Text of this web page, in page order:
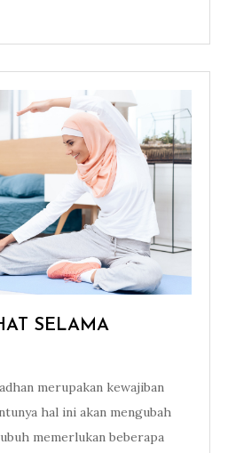
SELAMA
merupakan kewajiban
hal ini akan mengubah
memerlukan beberapa